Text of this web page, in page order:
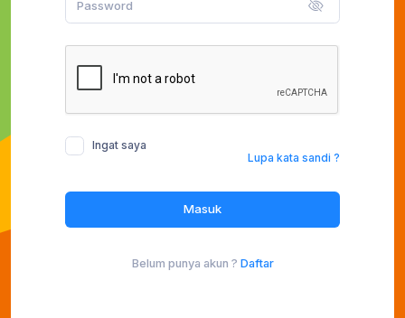
Ingat saya
Lupa kata sandi ?
Masuk
Belum punya akun ? Daftar